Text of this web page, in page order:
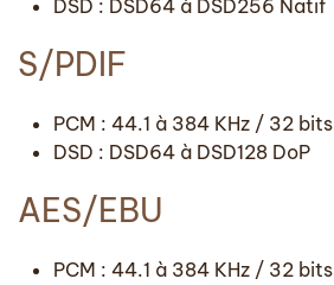
DSD : DSD64 à DSD256 Natif
S/PDIF
PCM : 44.1 à 384 KHz / 32 bits
DSD : DSD64 à DSD128 DoP
AES/EBU
PCM : 44.1 à 384 KHz / 32 bits